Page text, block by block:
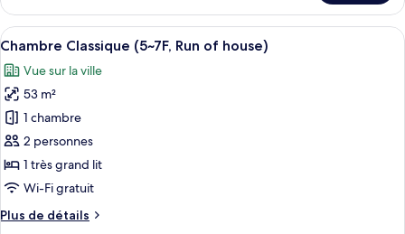
une
place
(8~13F,
Run
of
house)
le
type
de
Suite,
2
lits
une
place
(8~13F,
Run
of
Afficher
toutes
les
photos
pour
ce
type
de
chambre :
Chambre
Une chambre d’hôtel moderne
3
Chambre Classique (5~7F, Run of house)
Vue sur la ville
53 m²
1 chambre
2 personnes
1 très grand lit
Wi-Fi gratuit
Plus de détails
Plus